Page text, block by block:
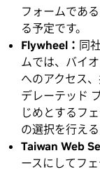
フォームである
る予定です。
Flywheel： 同
ムでは、バイ
へのアクセス
デレーテッド
じめとするフ
の選択を行える
Taiwan Web
ースにしてフ